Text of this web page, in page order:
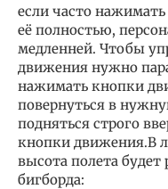
если часто
её полностью,
медленней. Чтобы
движения нужно
нажимать кнопки
повернуться в
подняться строго
кнопки движения.В
высота полета будет
бигборда: